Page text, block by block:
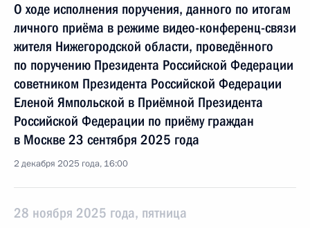
О ходе исполнения поручения, данного по итогам
личного приёма в режиме видео-конференц-связи
жителя Нижегородской области, проведённого
по поручению Президента Российской Федерации
советником Президента Российской Федерации
Еленой Ямпольской в Приёмной Президента
Российской Федерации по приёму граждан
в Москве 23 сентября 2025 года
2 декабря 2025 года, 16:00
28 ноября 2025 года, пятница